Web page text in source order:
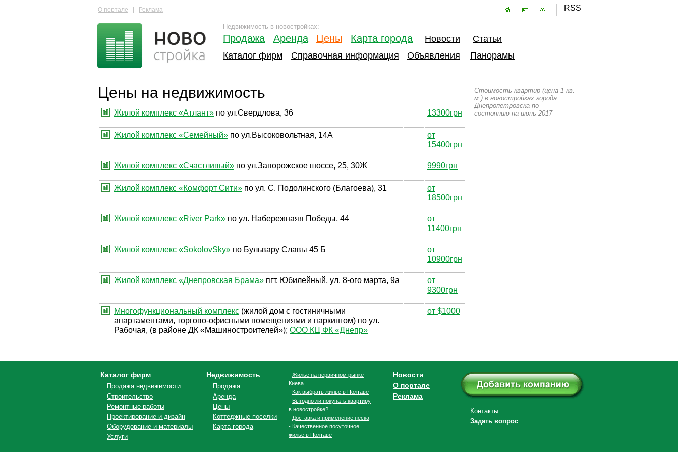
О портале Реклама RSS
Недвижимость в новостройках:
Продажа Аренда Цены Карта города Новости
Статьи
Каталог фирм
Справочная информация Объявления Панорамы
Цены на недвижимость
Жилой комплекс «Атлант» по ул.Свердлова, 36 13300грн
Жилой комплекс «Семейный» по ул.Высоковольтная, 14А
от
15400грн
Жилой комплекс «Счастливый» по ул.Запорожское шоссе, 25, 30Ж 9990грн
Жилой комплекс «Комфорт Сити» по ул. С. Подолинского (Благоева), 31
от
18500грн
Жилой комплекс «River Park» по ул. Набережнаяя Победы, 44
от
11400грн
Жилой комплекс «SokolovSky» по Бульвару Славы 45 Б
от
10900грн
Жилой комплекс «Днепровская Брама» пгт. Юбилейный, ул. 8-ого марта, 9а
от
9300грн
Многофункциональный комплекс (жилой дом с гостиничными
апартаментами, торгово-офисными помещениями и паркингом) по ул.
Рабочая, (в районе ДК «Машиностроителей»); ООО КЦ ФК «Днепр»
от $1000
Стоимость квартир (цена 1 кв.
м.) в новостройках города
Днепропетровска по
состоянию на июнь 2017
Каталог фирм
Продажа недвижимости
Строительство
Ремонтные работы
Проектирование и дизайн
Оборудование и материалы
Услуги
Недвижимость
Продажа
Аренда
Цены
Коттеджные поселки
Карта города
- Жилье на первичном рынке
Киева
- Как выбрать жильё в Полтаве
- Выгодно ли покупать квартиру
в новостройке?
- Доставка и применение песка
- Качественное посуточное
жилье в Полтаве
Новости
О портале
Реклама
Контакты
Задать вопрос